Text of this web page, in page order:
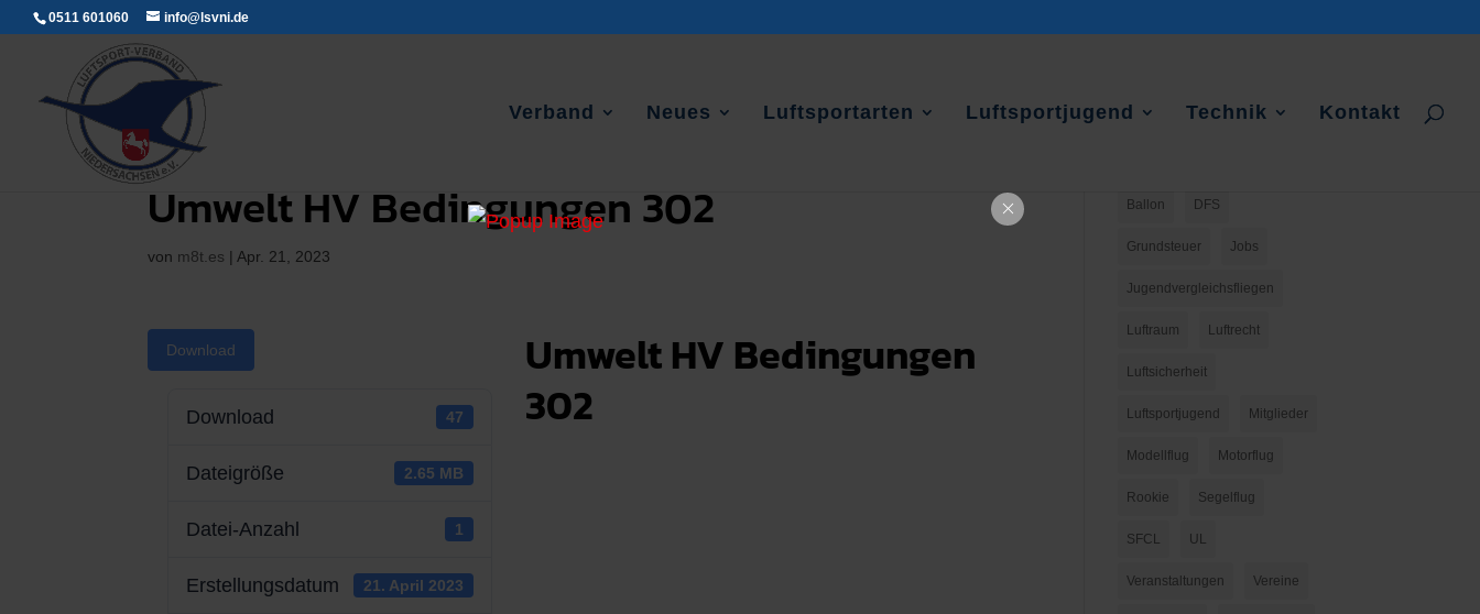
0511 601060 info@lsvni.de
Verband Neues Luftsportarten Luftsportjugend Technik Kontakt
Umwelt HV Bedingungen 302
von m8t.es | Apr. 21, 2023
Download
Download 47
Dateigröße 2.65 MB
Datei-Anzahl 1
Erstellungsdatum 21. April 2023
Umwelt HV Bedingungen
302
Ballon DFS
Grundsteuer Jobs
Jugendvergleichsfliegen
Luftraum Luftrecht
Luftsicherheit
Luftsportjugend Mitglieder
Modellflug Motorflug
Rookie Segelflug
SFCL UL
Veranstaltungen Vereine